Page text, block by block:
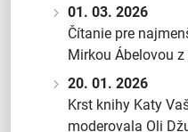
01. 03. 2026
Čítanie pre
Mirkou Ábelovou
20. 01. 2026
Krst knihy Katy
moderovala Oli